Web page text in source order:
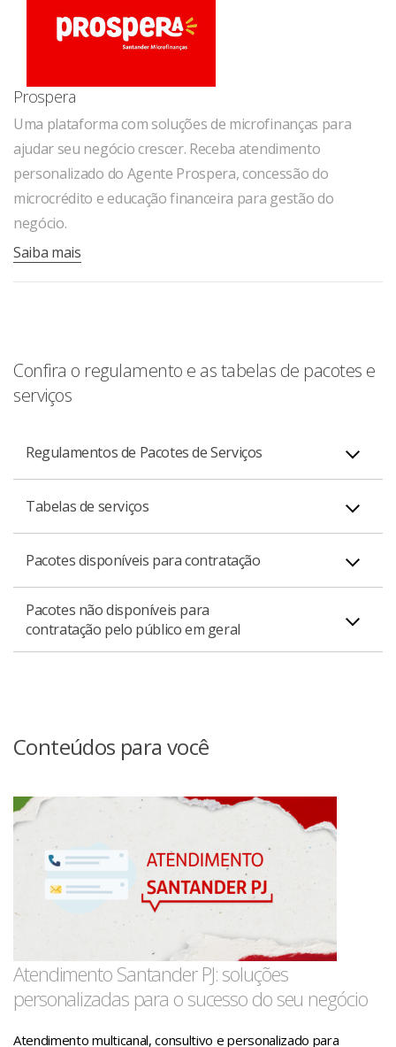
Prospera
Uma plataforma com soluções de microfinanças para
ajudar seu negócio crescer. Receba atendimento
personalizado do Agente Prospera, concessão do
microcrédito e educação financeira para gestão do
negócio.
Saiba mais
Confira o regulamento e as tabelas de pacotes e
serviços
Regulamentos de Pacotes de Serviços
Família Avançar PDF
Tabelas de serviços
Tabela de serviços vigentes a partir de 01/06/2026
Pacotes disponíveis para contratação
Pacotes de Serviços Universidades
Pacotes não disponíveis para
contratação pelo público em geral
Pacotes descontinuados
Pacote de Serviços para o Terceiro Setor
Conteúdos para você
Atendimento Santander PJ: soluções
personalizadas para o sucesso do seu negócio
Atendimento multicanal, consultivo e personalizado para